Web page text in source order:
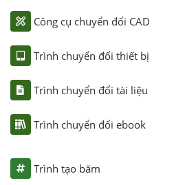
Công cụ chuyển đổi CAD
Trình chuyển đổi thiết bị
Trình chuyển đổi tài liệu
Trình chuyển đổi ebook
Trình tạo băm